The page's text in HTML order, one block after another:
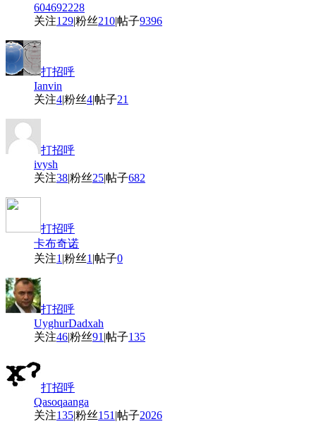
604692228
关注129|粉丝210|帖子9396
打招呼
Ianvin
关注4|粉丝4|帖子21
打招呼
ivysh
关注38|粉丝25|帖子682
打招呼
卡布奇诺
关注1 |粉丝1 |帖子0
打招呼
UyghurDadxah
关注46|粉丝91 |帖子135
打招呼
Qasoqaanga
关注135|粉丝151 |帖子2026